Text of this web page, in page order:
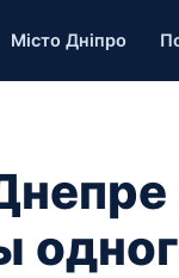
Місто Дніпро